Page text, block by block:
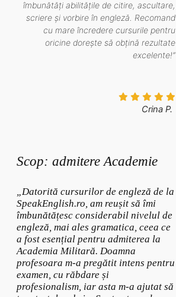
îmbunătăți abilitățile de citire, ascultare,
scriere și vorbire în engleză. Recomand
cu mare încredere cursurile pentru
oricine dorește să obțină rezultate
excelente!”
Crina P.
Scop: admitere Academie
„Datorită cursurilor de engleză de la
SpeakEnglish.ro, am reușit să îmi
îmbunătățesc considerabil nivelul de
engleză, mai ales gramatica, ceea ce
a fost esențial pentru admiterea la
Academia Militară. Doamna
profesoara m-a pregătit intens pentru
examen, cu răbdare și
profesionalism, iar asta m-a ajutat să